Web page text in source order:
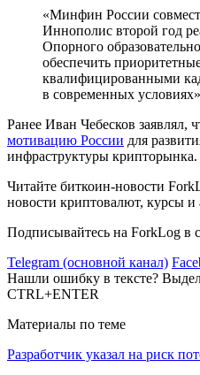
«Минфин России
Иннополис второй год
Опорного
обеспечить
квалифицированными
в современных
Ранее Иван Чебесков заявлял,
мотивацию России для
инфраструктуры крипторынка.
Читайте биткоин-новости
новости криптовалют, курсы и
Подписывайтесь на ForkLog в
Telegram (основной канал)
Нашли ошибку в тексте?
CTRL+ENTER
Материалы по теме
Разработчик указал на риск